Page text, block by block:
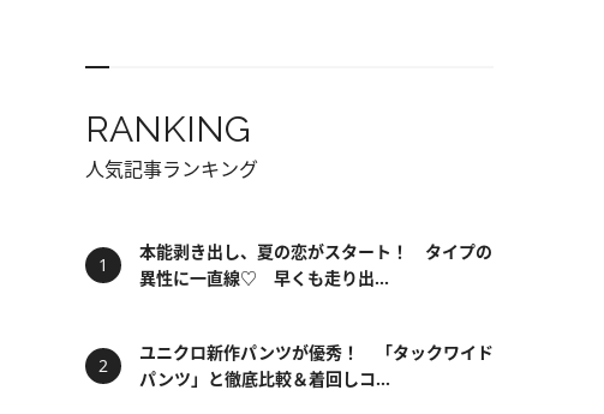
RANKING
人気記事ランキング
本能剥き出し、夏の恋がスタート！ タイプの
異性に一直線♡ 早くも走り出...
ユニクロ新作パンツが優秀！ 「タックワイド
パンツ」と徹底比較＆着回しコ...